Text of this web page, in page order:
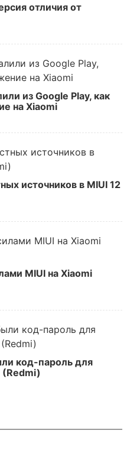
отличия от
из Google Play, как
на Xiaomi
источников в MIUI 12
MIUI на Xiaomi
код-пароль для
(Redmi)